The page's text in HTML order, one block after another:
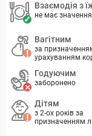
Взаємодія з
не має значення
Вагітним
за
урахуванням
Годуючим
заборонено
Дітям
з 2-ох років за
призначенням